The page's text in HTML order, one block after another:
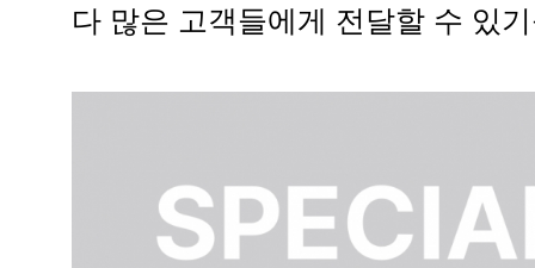
다 많은 고객들에게 전달할 수 있